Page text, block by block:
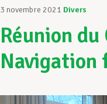
3 novembre 2021 Divers
Réunion
Navigation